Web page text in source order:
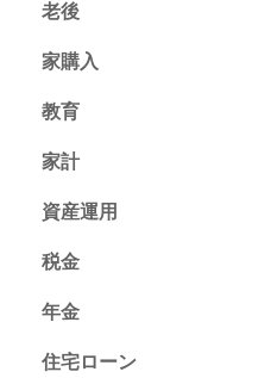
老後
家購入
教育
家計
資産運用
税金
年金
住宅ローン